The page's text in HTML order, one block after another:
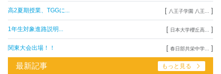
高2夏期授業、TGGに... [ 八王子学園 八王... ]
1年生対象進路説明... [ 日本大学櫻丘高... ]
関東大会出場！！ [ 春日部共栄中学... ]
最新記事 もっと見る